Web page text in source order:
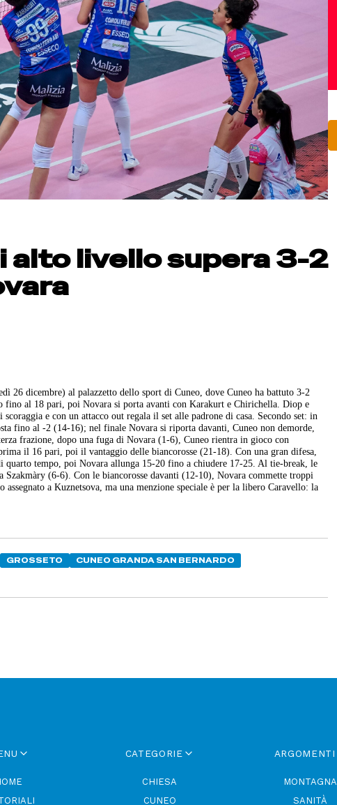
alto livello supera 3-2
26 dicembre) al palazzetto dello sport di Cuneo, dove Cuneo ha battuto 3-2
al 18 pari, poi Novara si porta avanti con Karakurt e Chirichella. Diop e
e con un attacco out regala il set alle padrone di casa. Secondo set: in
fino al -2 (14-16); nel finale Novara si riporta davanti, Cuneo non demorde,
frazione, dopo una fuga di Novara (1-6), Cuneo rientra in gioco con
il 16 pari, poi il vantaggio delle biancorosse (21-18). Con una gran difesa,
quarto tempo, poi Novara allunga 15-20 fino a chiudere 17-25. Al tie-break, le
Szakmàry (6-6). Con le biancorosse davanti (12-10), Novara commette troppi
a Kuznetsova, ma una menzione speciale è per la libero Caravello: la
GROSSETO
CUNEO GRANDA SAN BERNARDO
CATEGORIE
CHIESA
CUNEO
ARGOMENTI
MONTAGNA
SANITÀ